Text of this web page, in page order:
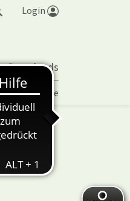
Login
Downloads
Turniere